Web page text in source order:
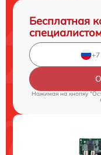
Бесплатная
Нажимая на кнопку